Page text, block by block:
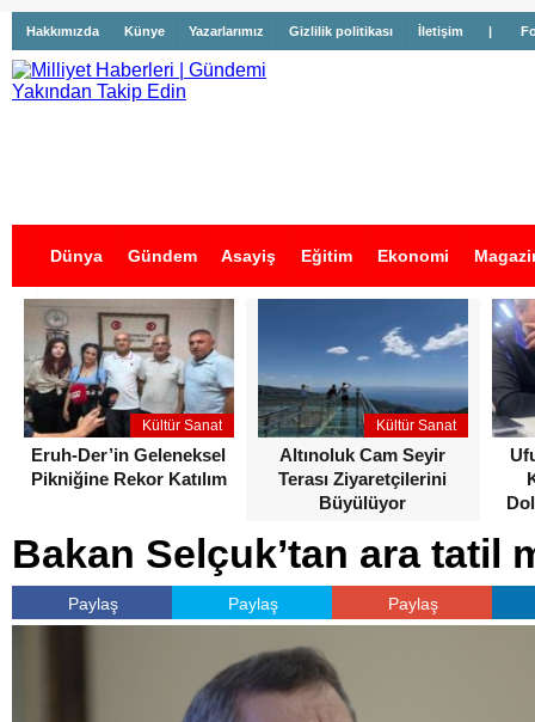
Hakkımızda Künye Yazarlarımız Gizlilik politikası İletişim |
Dünya Gündem Asayiş Eğitim Ekonomi
İş İlanları
Kültür Sanat
Eruh-Der’in Geleneksel
Pikniğine Rekor Katılım
Kültür Sanat
Altınoluk Cam Seyir
Terası Ziyaretçilerini
Büyülüyor
Bakan Selçuk’tan ara tatil
Paylaş Paylaş Paylaş